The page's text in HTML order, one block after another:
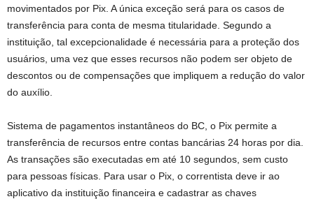
movimentados por Pix. A única exceção será para os casos de
transferência para conta de mesma titularidade. Segundo a
instituição, tal excepcionalidade é necessária para a proteção dos
usuários, uma vez que esses recursos não podem ser objeto de
descontos ou de compensações que impliquem a redução do valor
do auxílio.
Sistema de pagamentos instantâneos do BC, o Pix permite a
transferência de recursos entre contas bancárias 24 horas por dia.
As transações são executadas em até 10 segundos, sem custo
para pessoas físicas. Para usar o Pix, o correntista deve ir ao
aplicativo da instituição financeira e cadastrar as chaves